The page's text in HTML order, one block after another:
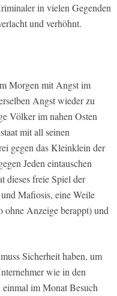
in vielen Gegenden
und verhöhnt.
Morgen mit Angst im
Angst wieder zu
Völker im nahen Osten
mit all seinen
gegen das Kleinklein der
Jeden eintauschen
dieses freie Spiel der
Mafiosis, eine Weile
ohne Anzeige berappt) und
Sicherheit haben, um
wie in den
im Monat Besuch